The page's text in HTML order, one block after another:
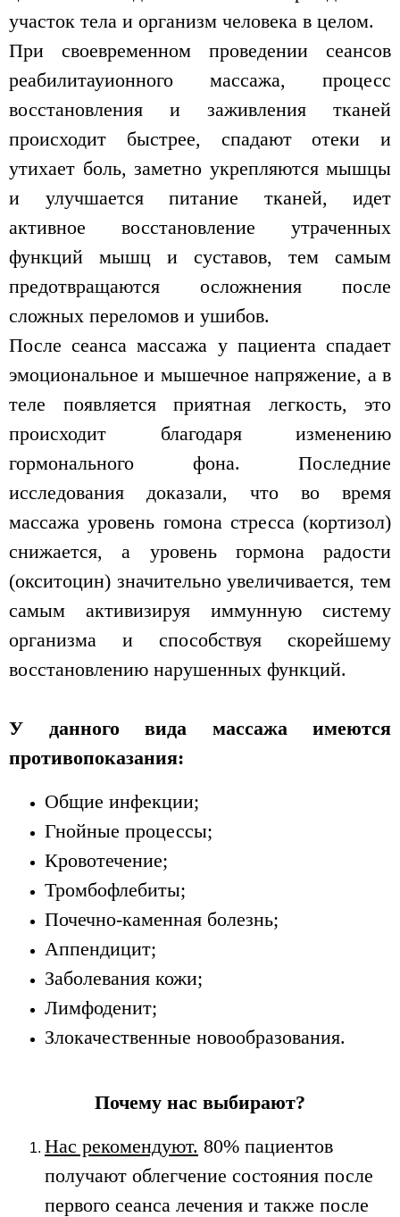
участок тела и организм человека в целом.
При своевременном проведении сеансов
реабилитауионного массажа, процесс
восстановления и заживления тканей
происходит быстрее, спадают отеки и
утихает боль, заметно укрепляются мышцы
и улучшается питание тканей, идет
активное восстановление утраченных
функций мышц и суставов, тем самым
предотвращаются осложнения после
сложных переломов и ушибов.
После сеанса массажа у пациента спадает
эмоциональное и мышечное напряжение, а в
теле появляется приятная легкость, это
происходит благодаря изменению
гормонального фона. Последние
исследования доказали, что во время
массажа уровень гомона стресса (кортизол)
снижается, а уровень гормона радости
(окситоцин) значительно увеличивается, тем
самым активизируя иммунную систему
организма и способствуя скорейшему
восстановлению нарушенных функций.
У данного вида массажа имеются
противопоказания:
Общие инфекции;
Гнойные процессы;
Кровотечение;
Тромбофлебиты;
Почечно-каменная болезнь;
Аппендицит;
Заболевания кожи;
Лимфоденит;
Злокачественные новообразования.
Почему нас выбирают?
Нас рекомендуют. 80% пациентов
получают облегчение состояния после
первого сеанса лечения и также после